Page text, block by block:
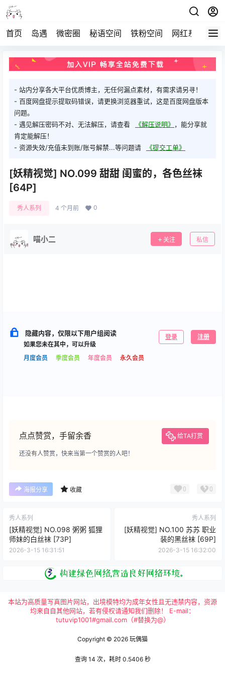
首页 岛遇 微密圈 秘语空间 铁粉空间 网红系列 打
- 站内分享各大平台优质博主，无任何漏点素材，有需求请另寻！
- 百度网盘提示提取码错误，请更换浏览器重试，这是百度网盘版本
问题。
- 遇见解压密码不对、无法解压，请查看
《解压说明》 ，能分享就
肯定能解压！
- 资源失效/充值未到账/账号解禁...等问题请
《提交工单》
[妖精视觉] NO.099 甜甜 闺蜜的，各色丝袜
[64P]
秀人系列 4 个月前 0
喵小二 关注 私信
隐藏内容，仅限以下用户组阅读
如果您未在其中，可以升级
月度会员
季度会员 年度会员 永久会员
登录 注册
点点赞赏，手留余香 给TA打赏
还没有人赞赏，快来当第一个赞赏的人吧！
海报分享 收藏 0 0
秀人系列
[妖精视觉] NO.098 粥粥 狐狸
师妹的白丝袜 [73P]
2026-3-15 16:31:51
秀人系列
[妖精视觉] NO.100 苏苏 职业
装的黑丝袜 [69P]
2026-3-15 16:32:00
本站为高质量写真图片网站，出境模特均为成年女性且无违禁内容，资源
均来自自其他网站，若有侵权请通知我们删除！ E-mail：
tutuvip1001#gmail.com（#替换为@）
Copyright © 2026 玩偶猫
查询 14 次，耗时 0.5406 秒